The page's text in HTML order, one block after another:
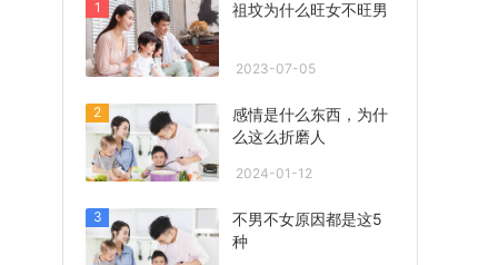
1 祖坟为什么旺女不旺男
2023-07-05
2
感情是什么东西，为什
么这么折磨人
2024-01-12
3
不男不女原因都是这5
种